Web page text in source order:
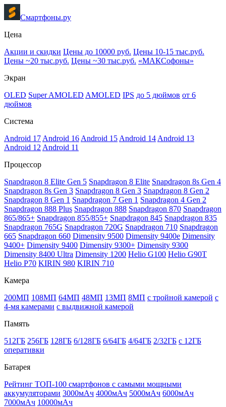
Смартфоны.ру
Цена
Акции и скидки Цены до 10000 руб. Цены 10-15 тыс.руб.
Цены ~20 тыс.руб. Цены ~30 тыс.руб. «МАКСофоны»
Экран
OLED Super AMOLED AMOLED IPS до 5 дюймов от 6
дюймов
Система
Android 17 Android 16 Android 15 Android 14 Android 13
Android 12 Android 11
Процессор
Snapdragon 8 Elite Gen 5 Snapdragon 8 Elite Snapdragon 8s Gen 4
Snapdragon 8s Gen 3 Snapdragon 8 Gen 3 Snapdragon 8 Gen 2
Snapdragon 8 Gen 1 Snapdragon 7 Gen 1 Snapdragon 4 Gen 2
Snapdragon 888 Plus Snapdragon 888 Snapdragon 870 Snapdragon
865/865+ Snapdragon 855/855+ Snapdragon 845 Snapdragon 835
Snapdragon 765G Snapdragon 720G Snapdragon 710 Snapdragon
665 Snapdragon 660 Dimensity 9500 Dimensity 9400e Dimensity
9400+ Dimensity 9400 Dimensity 9300+ Dimensity 9300
Dimensity 8400 Ultra Dimensity 1200 Helio G100 Helio G90T
Helio P70 KIRIN 980 KIRIN 710
Камера
200МП 108МП 64МП 48МП 13МП 8МП с тройной камерой с
4-мя камерами с выдвижной камерой
Память
512ГБ 256ГБ 128ГБ 6/128ГБ 6/64ГБ 4/64ГБ 2/32ГБ с 12ГБ
оперативки
Батарея
Рейтинг ТОП-100 смартфонов с самыми мощными
аккумуляторами 3000мАч 4000мАч 5000мАч 6000мАч
7000мАч 10000мАч